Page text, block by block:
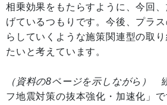
相乗効果をもたらすように、今回
げているつもりです。今後、プラ
らしていくような施策関連型の取
たいと考えています。
（資料の8ページを示しながら）
フ地震対策の抜本強化・加速化」